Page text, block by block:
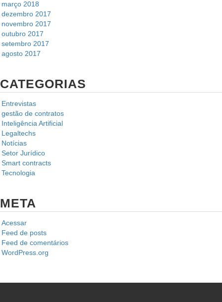
março 2018
dezembro 2017
novembro 2017
outubro 2017
setembro 2017
agosto 2017
CATEGORIAS
Entrevistas
gestão de contratos
Inteligência Artificial
Legaltechs
Notícias
Setor Jurídico
Smart contracts
Tecnologia
META
Acessar
Feed de posts
Feed de comentários
WordPress.org